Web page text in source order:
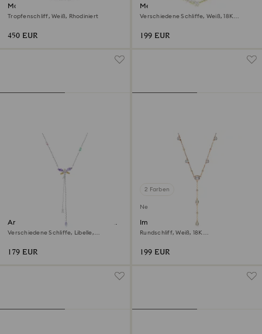
Matrix Tennis Halskette
Tropfenschliff, Weiß, Rhodiniert
450 EUR
Mesmera Halskette
Verschiedene Schliffe, Weiß, 18K
199 EUR
Ariana Grande x Swarovski Y-
Halskette
Verschiedene Schliffe, Libelle,
179 EUR
2 Farben
Neu
Imber Y-Halskette
Rundschliff, Weiß, 18K
199 EUR